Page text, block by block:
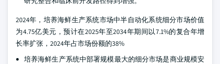
2024年，培养海鲜生产系统市场中半自动化系统细分市场价值
为4.75亿美元，预计在2025年至2034年期间以7.1%的复合年增
长率扩张，2024年占市场份额的38%
培养海鲜生产系统中部署规模最大的细分市场是商业规模安